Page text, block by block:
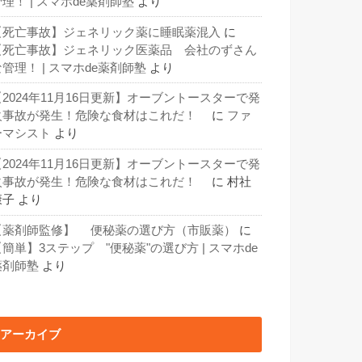
死亡事故】ジェネリック薬に睡眠薬混入 に
死亡事故】ジェネリック医薬品 会社のずさん
管理！ | スマホde薬剤師塾 より
2024年11月16日更新】オーブントースターで発
事故が発生！危険な食材はこれだ！
に ファ
シスト
より
2024年11月16日更新】オーブントースターで発
事故が発生！危険な食材はこれだ！
に 村社
子 より
薬剤師監修】 便秘薬の選び方（市販薬）
に
簡単】3ステップ "便秘薬"の選び方 | スマホde
剤師塾 より
アーカイブ